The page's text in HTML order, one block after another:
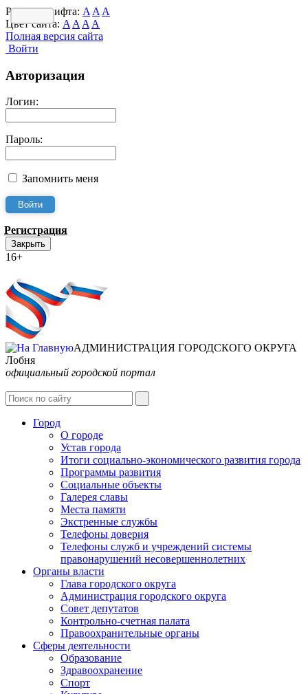
Размер шрифта: A A A
Цвет сайта: A A A A
Полная версия сайта
Войти
Авторизация
Логин:
Пароль:
Запомнить меня
Регистрация
Закрыть
16+
АДМИНИСТРАЦИЯ ГОРОДСКОГО ОКРУГА
Лобня
официальный городской портал
Город
О городе
Устав города
Итоги социально-экономического развития города
Программы развития
Социальные объекты
Галерея славы
Места памяти
Экстренные службы
Телефоны доверия
Телефоны служб и учреждений системы
правонарушений несовершеннолетних
Органы власти
Глава городского округа
Администрация городcкого округа
Совет депутатов
Контрольно-счетная палата
Правоохранительные органы
Сферы деятельности
Образование
Здравоохранение
Спорт